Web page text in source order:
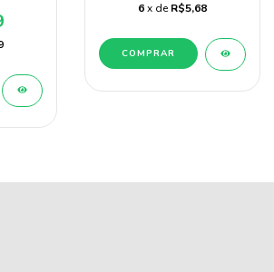
6x deR$5,68
COMPRAR